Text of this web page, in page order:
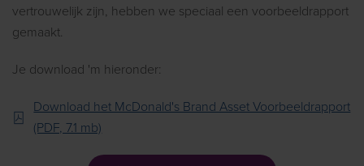
vertrouwelijk zijn, hebben we speciaal een voorbeeldrapport
gemaakt.
Je download 'm hieronder:
Download het McDonald's Brand Asset Voorbeeldrapport
(PDF, 7.1 mb)